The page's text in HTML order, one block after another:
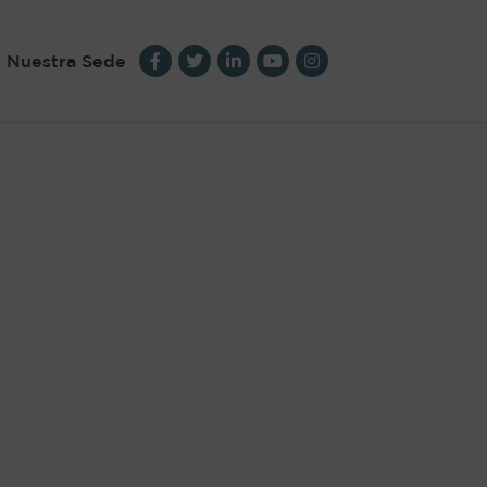
Nuestra Sede